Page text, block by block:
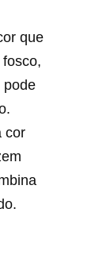
que
pode
cor